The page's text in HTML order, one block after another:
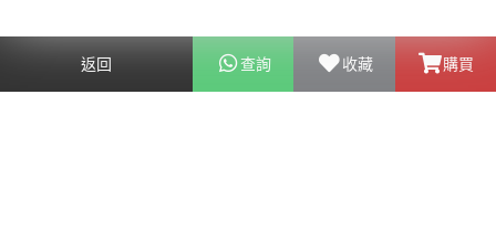
返回 查詢 收藏 購買
客戶服務